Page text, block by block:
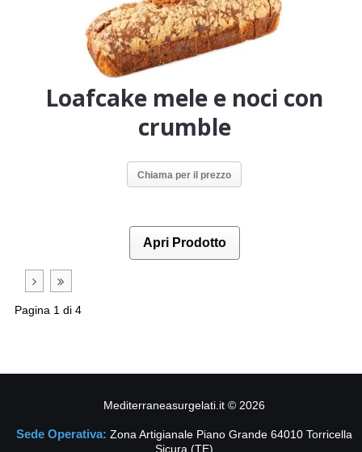
Loafcake mele e noci con
crumble
Chiama per il prezzo
Apri Prodotto
Pagina 1 di 4
Mediterraneasurgelati.it © 2026
Sede Operativa: Zona Artigianale Piano Grande 64010 Torricella
Sicura (TE)